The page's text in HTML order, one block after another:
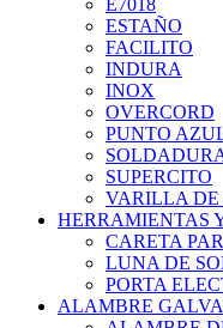
E7018
ESTAÑO
FACILITO
INDURA
INOX
OVERCORD
PUNTO
SUPERCITO
VARILLA DE
HERRAMIENTAS
CARETA
LUNA DE
PORTA
ALAMBRE